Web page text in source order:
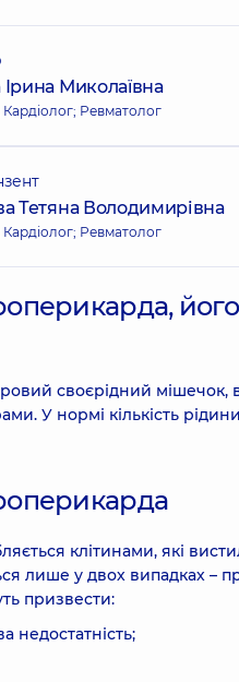
Миколаївна
Кардіолог; Ревматолог
Тетяна Володимирівна
Кардіолог; Ревматолог
своєрідний мішечок,
У нормі кількість
клітинами, які
лише у двох випадках
призвести:
недостатність;